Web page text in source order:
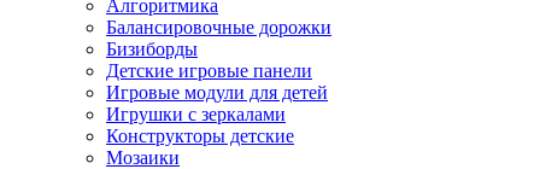
Алгоритмика
Балансировочные дорожки
Бизиборды
Детские игровые панели
Игровые модули для детей
Игрушки с зеркалами
Конструкторы детские
Мозаики